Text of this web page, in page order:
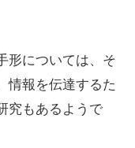
形については、そ
情報を伝達するた
究もあるようで